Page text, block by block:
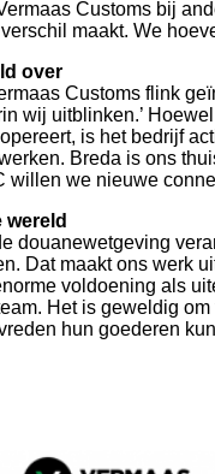
Customs bij
maakt. We
over
Customs flink
wij uitblinken.’
is het bedrijf
Breda is ons
willen we nieuwe
wereld
douanewetgeving
Dat maakt ons werk
voldoening als
Het is geweldig
hun goederen